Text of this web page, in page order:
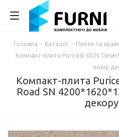
Головна - Каталог - Плити та
Компакт-плита Puricelli 6026
колір
Компакт-плита
Road SN
декору